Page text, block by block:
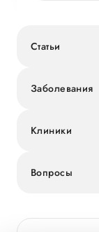
Статьи
Заболевания
Клиники
Вопросы